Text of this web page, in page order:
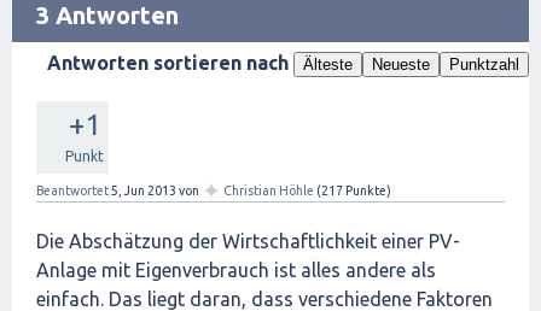
3 Antworten
Antworten sortieren nach Älteste Neueste Punktzahl
+1
Punkt
Beantwortet5, Jun 2013 von ✦ Christian Höhle (217 Punkte)
Die Abschätzung der Wirtschaftlichkeit einer PV-
Anlage mit Eigenverbrauch ist alles andere als
einfach. Das liegt daran, dass verschiedene Faktoren